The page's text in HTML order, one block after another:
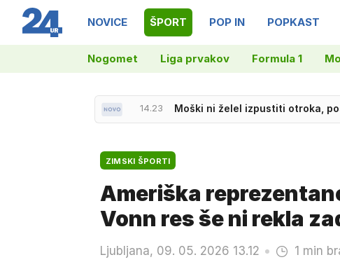
NOVICE ŠPORT POP IN POPKAST
Nogomet Liga prvakov Formula 1
14.23 Moški ni želel izpustiti otroka,
13.55 Kje je Matjaž?
ZIMSKI ŠPORTI
Ameriška
Vonn res še ni rekla
Ljubljana, 09. 05. 2026 13.12 1 min